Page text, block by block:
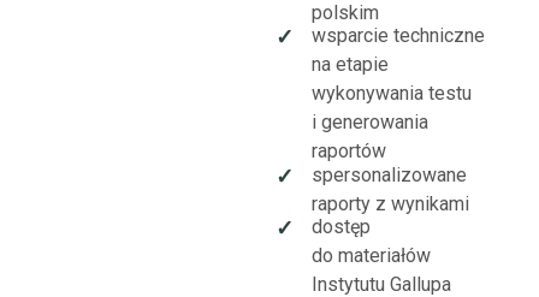
polskim
✓
wsparcie techniczne
na etapie
wykonywania testu
i generowania
raportów
✓
spersonalizowane
raporty z wynikami
✓
dostęp
do materiałów
Instytutu Gallupa